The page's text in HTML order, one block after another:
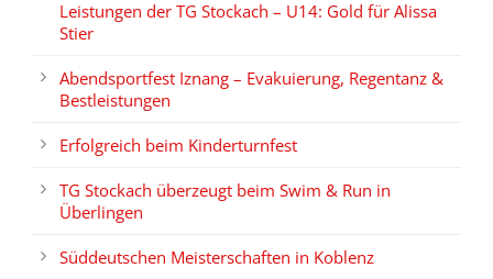
Leistungen der TG Stockach – U14: Gold für Alissa
Stier
Abendsportfest Iznang – Evakuierung, Regentanz &
Bestleistungen
Erfolgreich beim Kinderturnfest
TG Stockach überzeugt beim Swim & Run in
Überlingen
Süddeutschen Meisterschaften in Koblenz